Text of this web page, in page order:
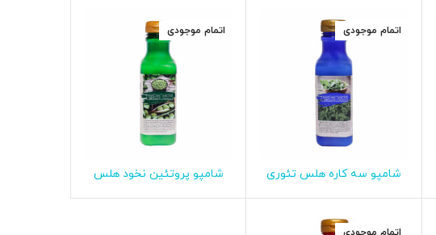
اتمام موجودی
اطلاعات بیشتر
شامپو سه کاره هلس تئوری
اتمام موجودی
اطلاعات بیشتر
شامپو پروتئین نخود هلس